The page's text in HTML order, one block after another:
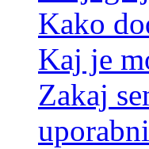
Kako
Kaj je
Zakaj